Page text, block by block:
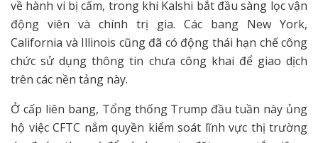
về hành vi bị cấm, trong khi Kalshi bắt đầu sàng lọc vận
động viên và chính trị gia. Các bang New York,
California và Illinois cũng đã có động thái hạn chế công
chức sử dụng thông tin chưa công khai để giao dịch
trên các nền tảng này.
Ở cấp liên bang, Tổng thống Trump đầu tuần này ủng
hộ việc CFTC nắm quyền kiểm soát lĩnh vực thị trường